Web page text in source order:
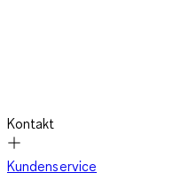
Kontakt
Kundenservice